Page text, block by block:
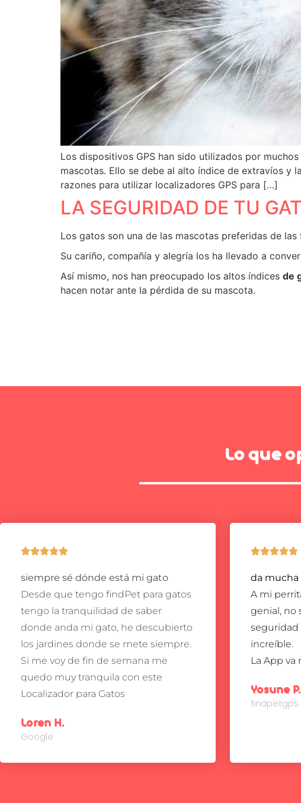
Los dispositivos GPS han sido utilizados por
mascotas. Ello se debe al alto índice de extravíos y
razones para utilizar localizadores GPS para […]
LA SEGURIDAD DE TU
Los gatos son una de las mascotas preferidas de
Su cariño, compañía y alegría los ha llevado a
Así mismo, nos han preocupado los altos índices de
hacen notar ante la pérdida de su mascota.
Lo que

siempre sé dónde está mi gato
Desde que tengo findPet para gatos
tengo la tranquilidad de saber
donde anda mi gato, he descubierto
los jardines donde se mete siempre.
Si me voy de fin de semana me
quedo muy tranquila con este
Localizador para Gatos
Loren H.
Google

da
A mi
genial, no
seguridad
increíble.
La App va
Yosune P.